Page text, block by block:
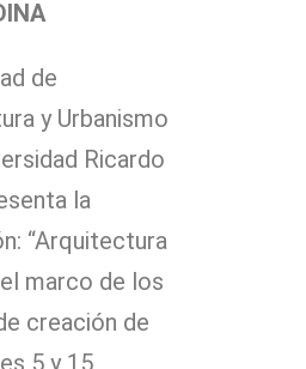
de
y Urbanismo
Ricardo
la
“Arquitectura
el marco de los
creación de
5 y 15